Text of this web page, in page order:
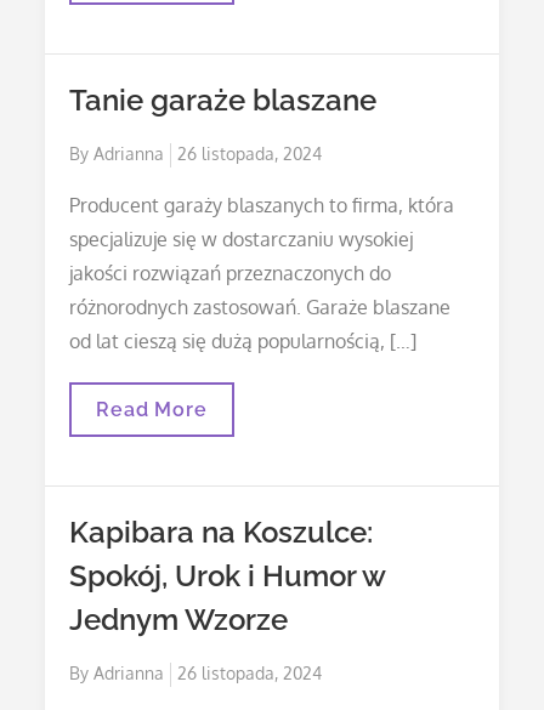
Inwestycje:
Warto
Inwestować?
Tanie garaże blaszane
ByAdrianna
Posted
26 listopada, 2024
Producent garaży blaszanych to firma, która
specjalizuje się w dostarczaniu wysokiej
jakości rozwiązań przeznaczonych do
różnorodnych zastosowań. Garaże blaszane
od lat cieszą się dużą popularnością, […]
Tanie
Read More
Kapibara na Koszulce:
Spokój, Urok i Humor w
Jednym Wzorze
ByAdrianna
Posted
26 listopada, 2024